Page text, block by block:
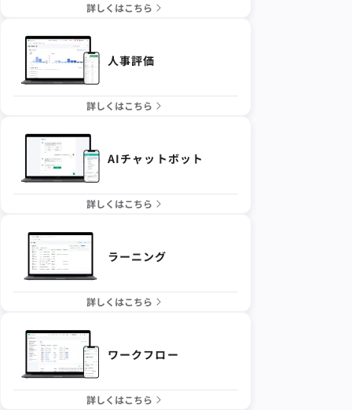
詳しくはこちら
人事評価
詳しくはこちら
AIチャットボット
詳しくはこちら
ラーニング
詳しくはこちら
ワークフロー
詳しくはこちら